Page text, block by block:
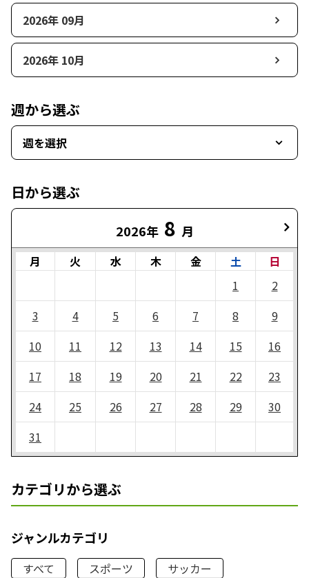
2026年 09月
2026年 10月
週から選ぶ
週を選択
日から選ぶ
2026年 8 月
月 火 水 木 金 土
日
1
2
3
4 5 6 7 8
9
10
11 12 13 14 15
16
17
18 19 20 21 22
23
24
25 26 27 28 29
30
31
カテゴリから選ぶ
ジャンルカテゴリ
すべて スポーツ
サッカー